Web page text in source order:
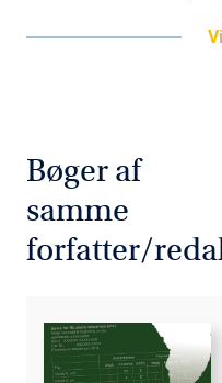
Bogen bidrager også
kan bruges i arbejdet
fællesskaber i
Fællesskaber i
trivsel i ungdomslivet,
rammerne for dette
Bøger af
samme
forfatter/